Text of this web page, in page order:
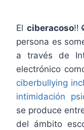
Elciberacoso
persona es
a través de
electrónico
ciberbullying
intimidación
se produce
del ámbito